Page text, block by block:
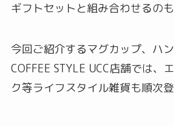
ギフトセットと組み合わせるの
今回ご紹介するマグカップ、ハン
COFFEE STYLE UCC店舗では、
ク等ライフスタイル雑貨も順次登